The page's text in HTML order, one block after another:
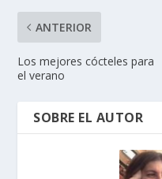
ANTERIOR
Los mejores cócteles para
el verano
SOBRE EL AUTOR